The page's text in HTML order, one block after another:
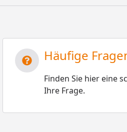
Häufige
Finden Sie hier eine
Ihre Frage.